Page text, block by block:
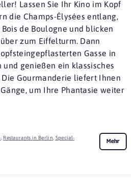
Lassen Sie Ihr Kino im Kopf
die Champs-Élysées entlang,
de Boulogne und blicken
zum Eiffelturm. Dann
Gasse in
und genießen ein klassisches
Die Gourmanderie liefert Ihnen
um Ihre Phantasie weiter
Restaurants in Berlin Special-
Mehr